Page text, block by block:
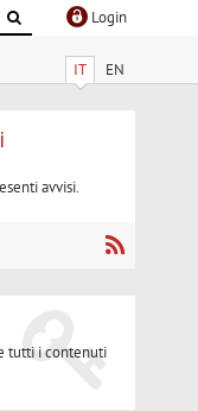
Login
IT EN
avvisi.
tutti i contenuti